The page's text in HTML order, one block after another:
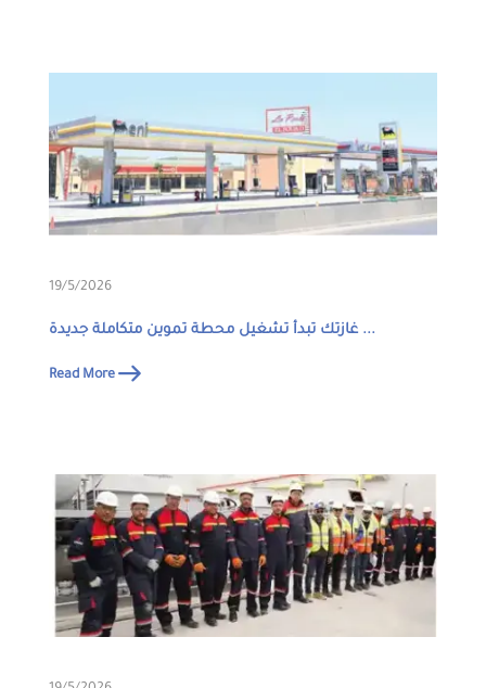
19/5/2026
غازتك تبدأ تشغيل محطة تموين متكاملة جديدة ...
Read More